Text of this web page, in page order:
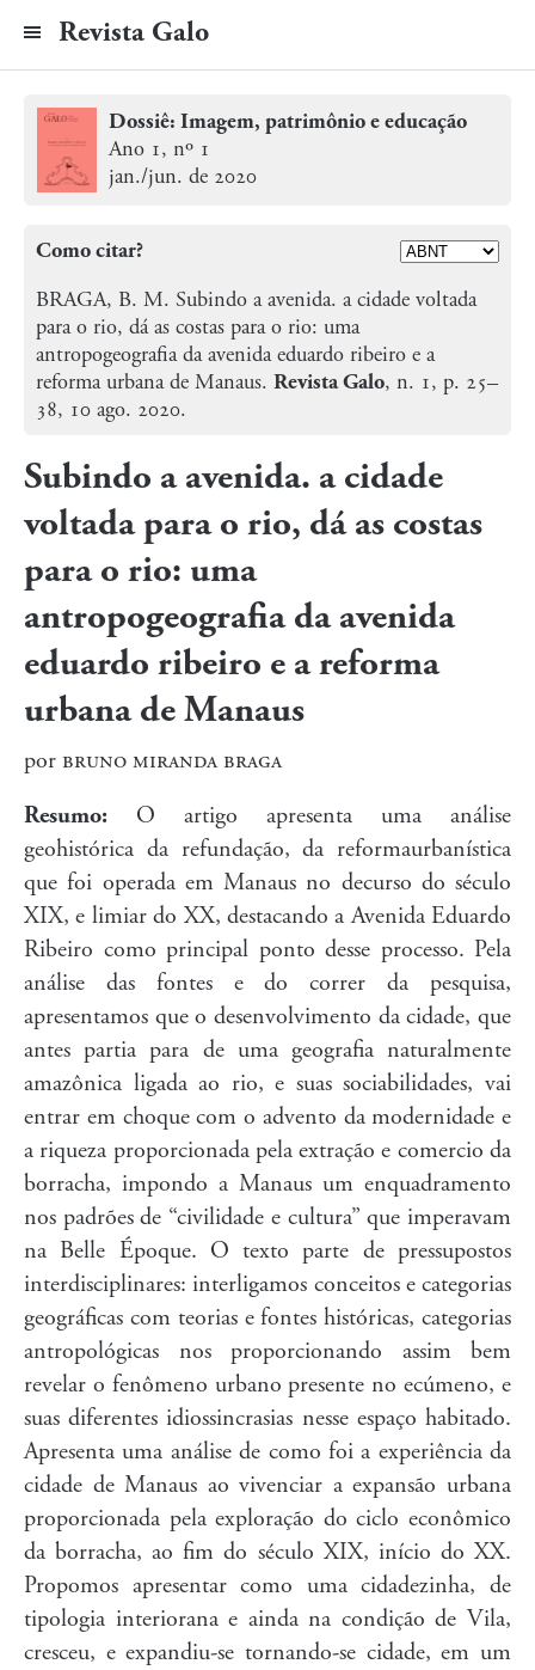
Revista Galo
Dossiê: Imagem, patrimônio e educação
Ano 1, nº 1
jan./jun. de 2020
Como citar?
BRAGA, B. M. Subindo a avenida. a cidade voltada
para o rio, dá as costas para o rio: uma
antropogeografia da avenida eduardo ribeiro e a
reforma urbana de Manaus.Revista Galo, n. 1, p. 25–
38, 10 ago. 2020.
Subindo a avenida. a cidade
voltada para o rio, dá as costas
para o rio: uma
antropogeografia da avenida
eduardo ribeiro e a reforma
urbana de Manaus
por bruno miranda braga
Resumo: O artigo apresenta uma análise
geohistórica da refundação, da reformaurbanística
que foi operada em Manaus no decurso do século
XIX, e limiar do XX, destacando a Avenida Eduardo
Ribeiro como principal ponto desse processo. Pela
análise das fontes e do correr da pesquisa,
apresentamos que o desenvolvimento da cidade, que
antes partia para de uma geografia naturalmente
amazônica ligada ao rio, e suas sociabilidades, vai
entrar em choque com o advento da modernidade e
a riqueza proporcionada pela extração e comercio da
borracha, impondo a Manaus um enquadramento
nos padrões de “civilidade e cultura” que imperavam
na Belle Époque. O texto parte de pressupostos
interdisciplinares: interligamos conceitos e categorias
geográficas com teorias e fontes históricas, categorias
antropológicas nos proporcionando assim bem
revelar o fenômeno urbano presente no ecúmeno, e
suas diferentes idiossincrasias nesse espaço habitado.
Apresenta uma análise de como foi a experiência da
cidade de Manaus ao vivenciar a expansão urbana
proporcionada pela exploração do ciclo econômico
da borracha, ao fim do século XIX, início do XX.
Propomos apresentar como uma cidadezinha, de
tipologia interiorana e ainda na condição de Vila,
cresceu, e expandiu-se tornando-se cidade, em um